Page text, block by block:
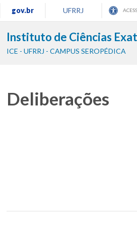
gov.br UFRRJ
Instituto de Ciências
ICE - UFRRJ - CAMPUS SEROPÉDICA
Deliberações